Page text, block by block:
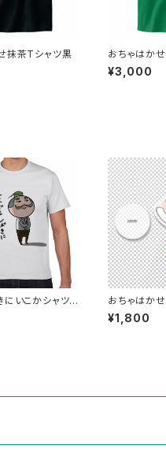
抹茶Tシャツ黒 おちゃはか
¥3,000
にいこかシャツ
おちゃはか
ンド茶摘みカ
¥1,800